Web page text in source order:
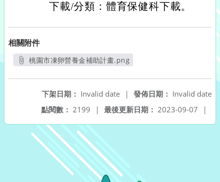
下載/分類：體育保健科下載。
相關附件
桃園市凍卵營養金補助計畫.png
發佈日期： Invalid date
下架日期： Invalid date
|
最後更新日期： 2023-09-07 |
點閱數： 2199 |